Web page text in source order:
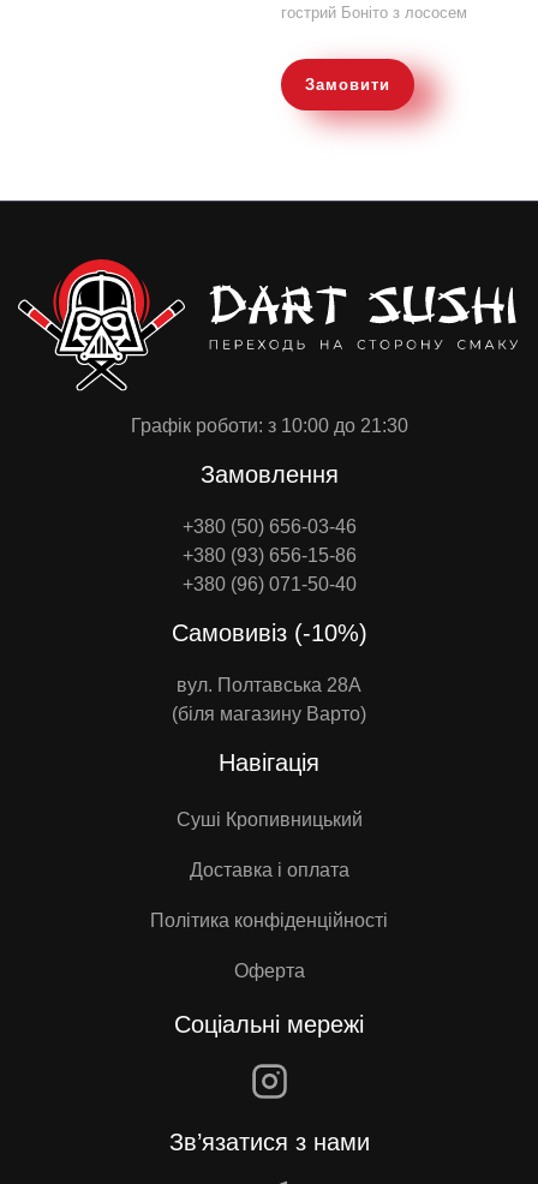
гострий Боніто з лососем
Замовити
Графік роботи: з 10:00 до 21:30
Замовлення
+380 (50) 656-03-46
+380 (93) 656-15-86
+380 (96) 071-50-40
Самовивіз (-10%)
вул. Полтавська 28А
(біля магазину Варто)
Навігація
Суші Кропивницький
Доставка і оплата
Політика конфіденційності
Оферта
Соціальні мережі
Зв’язатися з нами